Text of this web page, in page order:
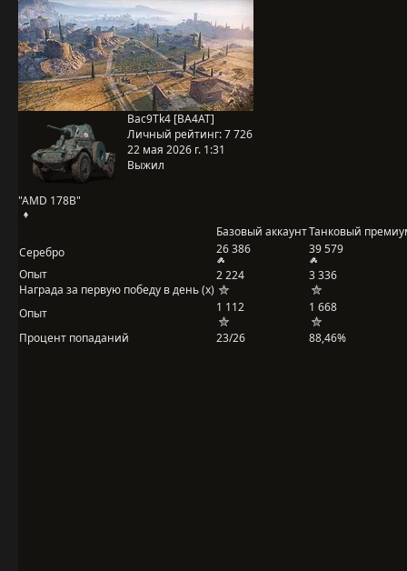
"AMD 178B"
Bac9Tk4 [BA4AT]
Личный рейтинг:7 726
22 мая 2026 г. 1:31
Выжил
Базовый аккаунтТанковый
Серебро
26 386
39 579
Опыт
Награда за первую победу в день (x)
2 224 3 336
Опыт 1 112
1 668
Процент попаданий
23/26 88,46%